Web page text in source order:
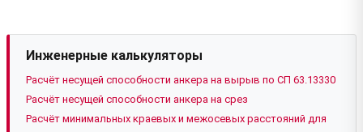
Инженерные калькуляторы
Расчёт несущей способности анкера на вырыв по СП 63.13330
Расчёт несущей способности анкера на срез
Расчёт минимальных краевых и межосевых расстояний для